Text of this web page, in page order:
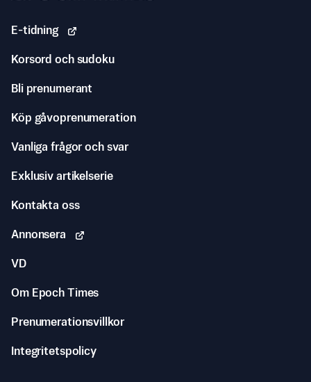
E-tidning
Korsord och sudoku
Bli prenumerant
Köp gåvoprenumeration
Vanliga frågor och svar
Exklusiv artikelserie
Kontakta oss
Annonsera
VD
Om Epoch Times
Prenumerationsvillkor
Integritetspolicy